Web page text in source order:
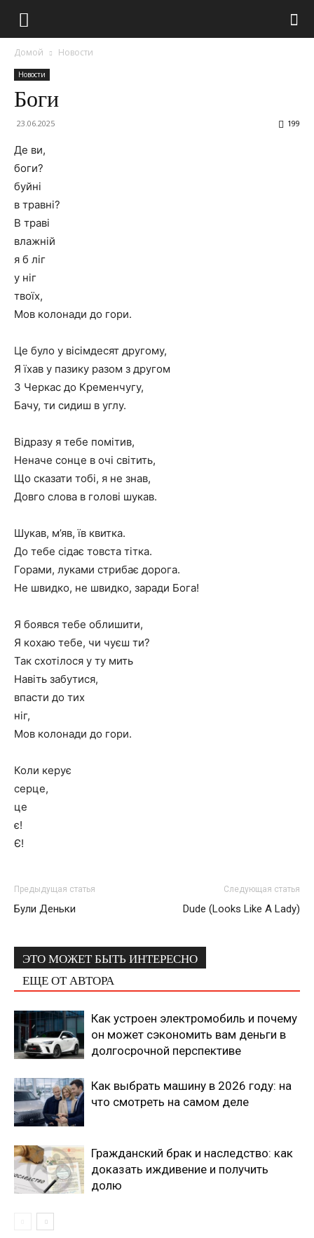
Домой Новости
Новости
Боги
23.06.2025 199
Де ви,
боги?
буйні
в травні?
В траві
влажній
я б ліг
у ніг
твоїх,
Мов колонади до гори.
Це було у вісімдесят другому,
Я їхав у пазику разом з другом
З Черкас до Кременчугу,
Бачу, ти сидиш в углу.
Відразу я тебе помітив,
Неначе сонце в очі світить,
Що сказати тобі, я не знав,
Довго слова в голові шукав.
Шукав, м’яв, їв квитка.
До тебе сідає товста тітка.
Горами, луками стрибає дорога.
Не швидко, не швидко, заради Бога!
Я боявся тебе облишити,
Я кохаю тебе, чи чуєш ти?
Так схотілося у ту мить
Навіть забутися,
впасти до тих
ніг,
Мов колонади до гори.
Коли керує
серце,
це
є!
Є!
Предыдущая статья
Були Деньки
Следующая статья
Dude (Looks Like A Lady)
ЭТО МОЖЕТ БЫТЬ ИНТЕРЕСНО
ЕЩЕ ОТ АВТОРА
Как устроен электромобиль и почему
он может сэкономить вам деньги в
долгосрочной перспективе
Как выбрать машину в 2026 году: на
что смотреть на самом деле
Гражданский брак и наследство: как
доказать иждивение и получить
долю